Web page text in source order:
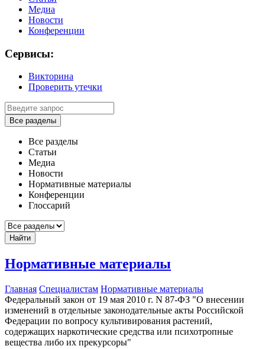
Медиа
Новости
Конференции
Сервисы:
Викторина
Проверить утечки
Все разделы
Все разделы
Статьи
Медиа
Новости
Нормативные материалы
Конференции
Глоссарий
Найти
Нормативные материалы
Главная Специалистам Нормативные материалы
Федеральный закон от 19 мая 2010 г. N 87-ФЗ "О внесении
изменений в отдельные законодательные акты Российской
Федерации по вопросу культивирования растений,
содержащих наркотические средства или психотропные
вещества либо их прекурсоры"